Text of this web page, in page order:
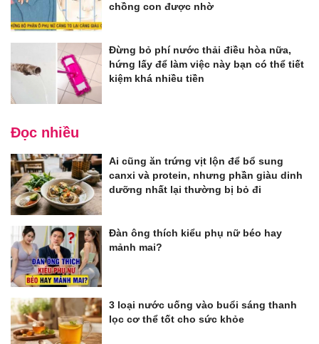
chồng con được nhờ
Đừng bỏ phí nước thải điều hòa nữa,
hứng lấy để làm việc này bạn có thể tiết
kiệm khá nhiều tiền
Đọc nhiều
Ai cũng ăn trứng vịt lộn để bổ sung
canxi và protein, nhưng phần giàu dinh
dưỡng nhất lại thường bị bỏ đi
Đàn ông thích kiểu phụ nữ béo hay
mảnh mai?
3 loại nước uống vào buổi sáng thanh
lọc cơ thể tốt cho sức khỏe